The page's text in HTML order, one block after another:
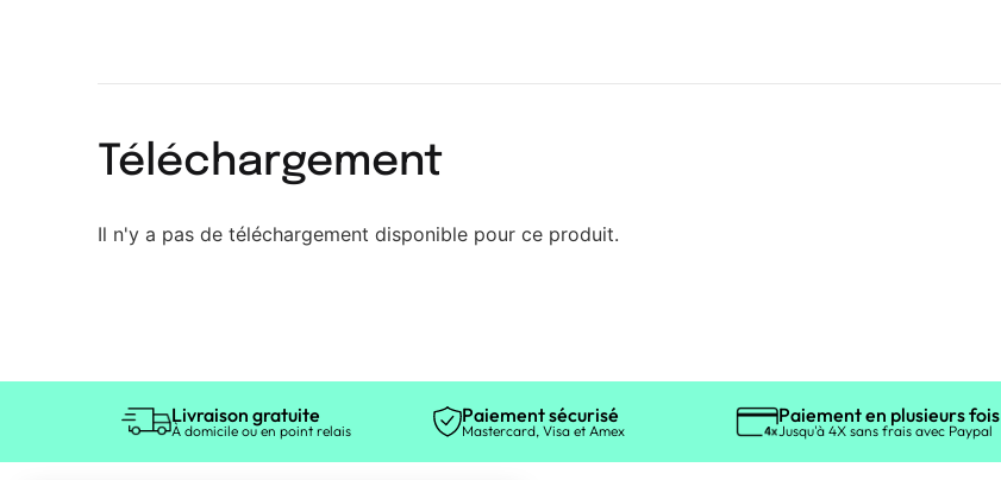
Téléchargement
Il n'y a pas de téléchargement disponible pour ce produit.
Livraison gratuite
À domicile ou en point relais
Paiement sécurisé
Mastercard, Visa et Amex
Paiement en plusieurs fois
Jusqu'à 4X sans frais avec Paypal